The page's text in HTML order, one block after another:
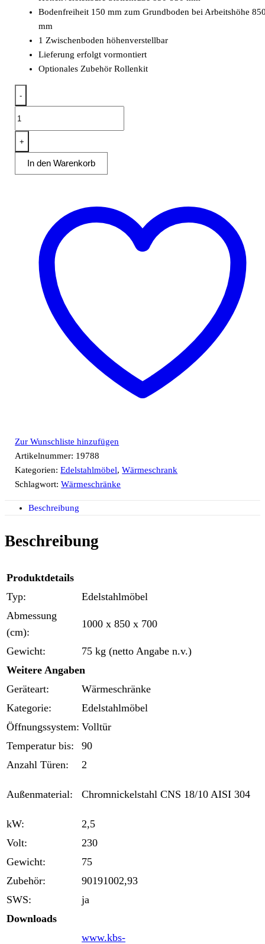
Bodenfreiheit 150 mm zum Grundboden bei Arbeitshöhe
mm
1 Zwischenboden höhenverstellbar
Lieferung erfolgt vormontiert
Optionales Zubehör Rollenkit
-
Aufkantung
B
100cm
+
In den Warenkorb
Zur Wunschliste hinzufügen
Artikelnummer: 19788
Kategorien:Edelstahlmöbel,Wärmeschrank
Schlagwort:Wärmeschränke
Beschreibung
Beschreibung
Produktdetails
Typ:
Edelstahlmöbel
Abmessung
(cm):
1000 x 850 x 700
Gewicht:
75 kg (netto Angabe n.v.)
Weitere Angaben
Geräteart:
Wärmeschränke
Kategorie:
Edelstahlmöbel
Öffnungssystem: Volltür
Temperatur bis:
90
Anzahl Türen:
2
Außenmaterial: Chromnickelstahl CNS 18/10 AISI 304
kW:
2,5
Volt:
230
Gewicht:
75
Zubehör:
90191002,93
SWS:
ja
Downloads
www.kbs-